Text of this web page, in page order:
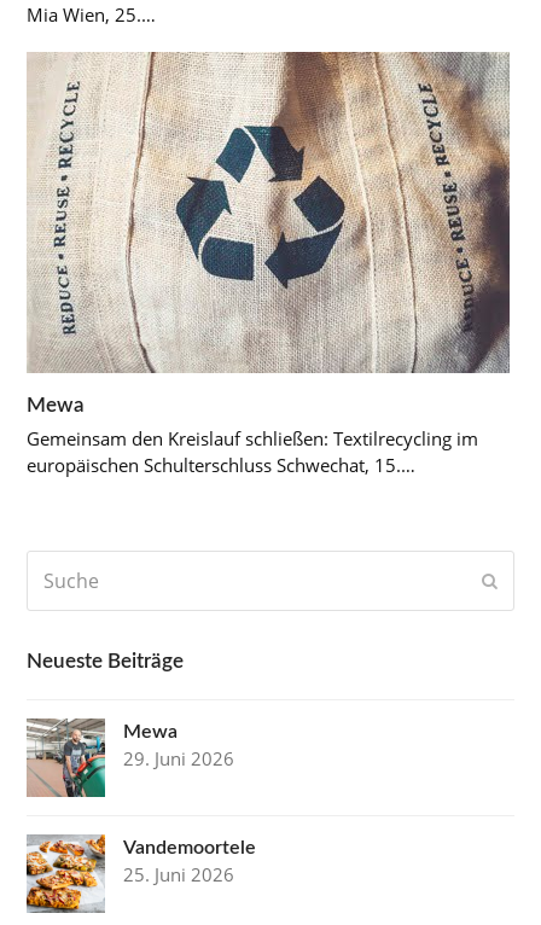
Mia Wien, 25.…
Mewa
Gemeinsam den Kreislauf schließen: Textilrecycling im
europäischen Schulterschluss Schwechat, 15.…
Neueste Beiträge
Mewa
29. Juni 2026
Vandemoortele
25. Juni 2026